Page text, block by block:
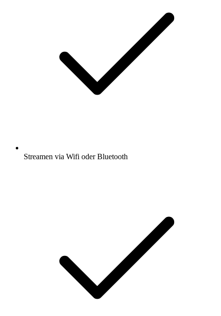
Streamen via Wifi oder Bluetooth